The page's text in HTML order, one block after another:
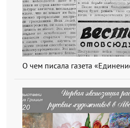
О чем писала газета